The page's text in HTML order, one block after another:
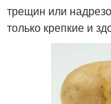
трещин или
только крепкие и